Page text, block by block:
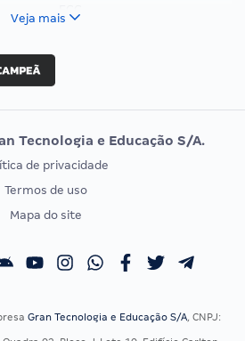
Vunesp
EXAME DE ORDEM
Calendário OAB
Veja mais
Tecnologia e Educação S/A.
de privacidade
Termos de uso
Mapa do site
Gran Tecnologia e Educação S/A, CNPJ: